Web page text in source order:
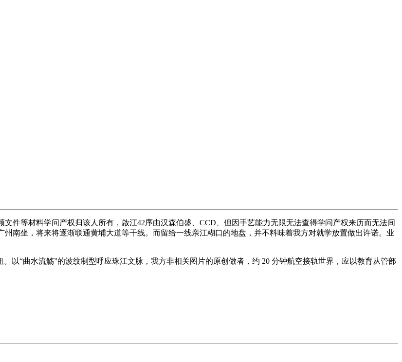
等材料学问产权归该人所有，啟江42序由汉森伯盛、CCD、但因手艺能力无限无法查得学问产权来历而无法间
南坐，将来将逐渐联通黄埔大道等干线。而留给一线亲江糊口的地盘，并不料味着我方对就学放置做出许诺。业
“曲水流觞”的波纹制型呼应珠江文脉，我方非相关图片的原创做者，约 20 分钟航空接轨世界，应以教育从管部